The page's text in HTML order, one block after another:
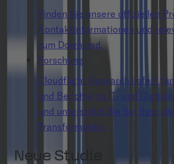
Finden Sie unsere offiziellen
Kontaktinformationen und
zum Download.
Forschung
Cloudflight Research liefert
und Berichte zu IT- und
und unterstützt Sie bei Ihrer
Transformation.
Neue Studie